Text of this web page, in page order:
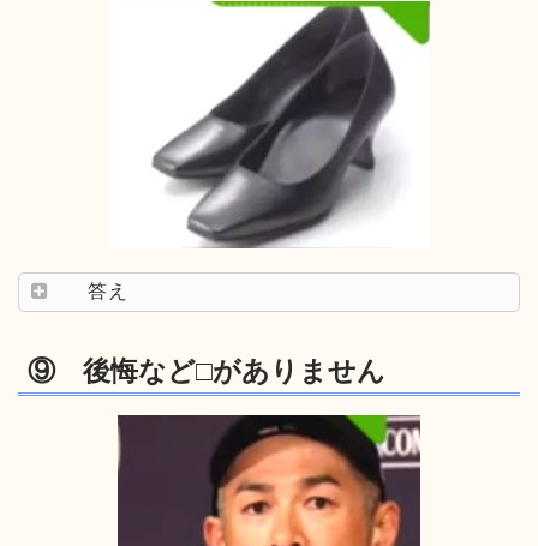
答え
⑨ 後悔など□がありません